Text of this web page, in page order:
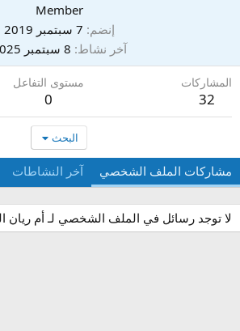
Member
إنضم 7 سبتمبر 2019
آخر نشاط 8 سبتمبر 2025
المشاركات
32
مستوى التفاعل
0
البحث
مشاركات الملف الشخصي آخر النشاطات
لا توجد رسائل في الملف الشخصي لـ أم ريان